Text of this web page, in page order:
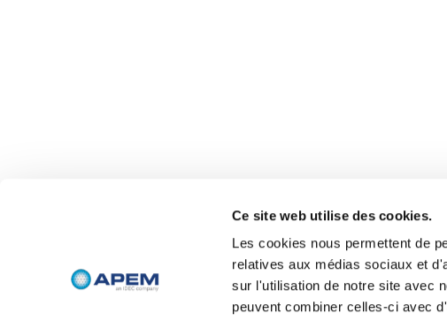
Ce site web utilise des cookies.
Les cookies nous permettent de
relatives aux médias sociaux et
sur l'utilisation de notre site avec
peuvent combiner celles-ci avec